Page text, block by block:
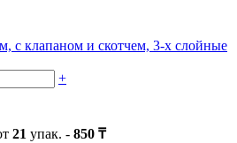
с клапаном и скотчем, 3-х слойные
+
21 упак. - 850 ₸